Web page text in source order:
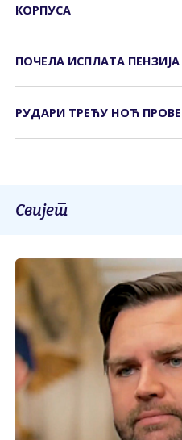
КОРПУСА
ПОЧЕЛА ИСПЛАТА ПЕНЗИЈА
РУДАРИ ТРЕЋУ НОЋ
Свијет